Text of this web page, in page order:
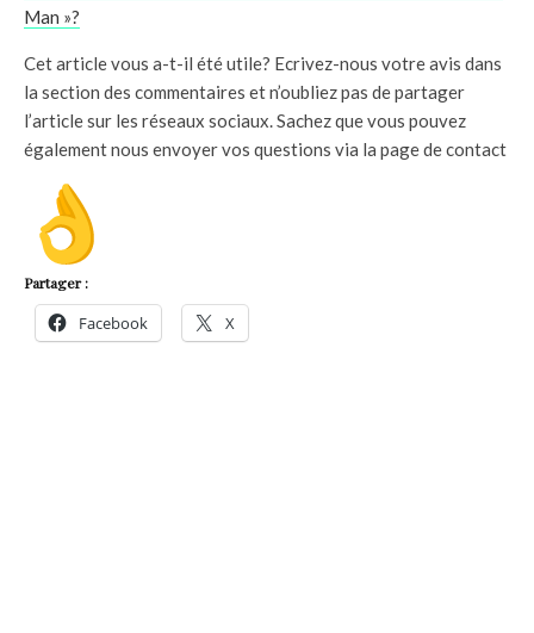
Man »?
Cet article vous a-t-il été utile? Ecrivez-nous votre avis dans
la section des commentaires et n’oubliez pas de partager
l’article sur les réseaux sociaux. Sachez que vous pouvez
également nous envoyer vos questions via la page de contact
Partager :
Facebook X